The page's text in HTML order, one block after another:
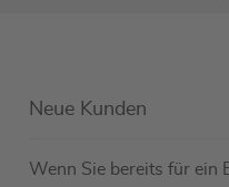
Neue Kunden
Wenn Sie bereits für ein